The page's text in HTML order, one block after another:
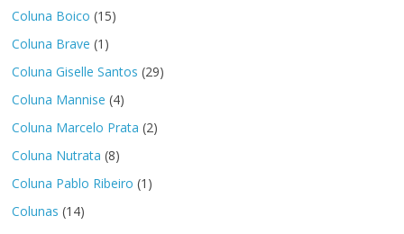
Coluna Boico (15)
Coluna Brave (1)
Coluna Giselle Santos (29)
Coluna Mannise (4)
Coluna Marcelo Prata (2)
Coluna Nutrata (8)
Coluna Pablo Ribeiro (1)
Colunas (14)